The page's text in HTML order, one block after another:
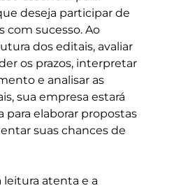
deseja participar de
com sucesso. Ao
dos editais, avaliar
os prazos, interpretar
e analisar as
sua empresa estará
para elaborar propostas
suas chances de
leitura atenta e a